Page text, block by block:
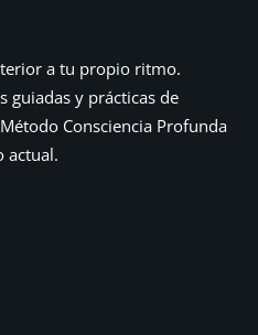
a tu propio ritmo.
guiadas y prácticas de
Consciencia Profunda
actual.